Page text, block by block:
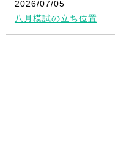
2026/07/05
八月模試の立ち位置